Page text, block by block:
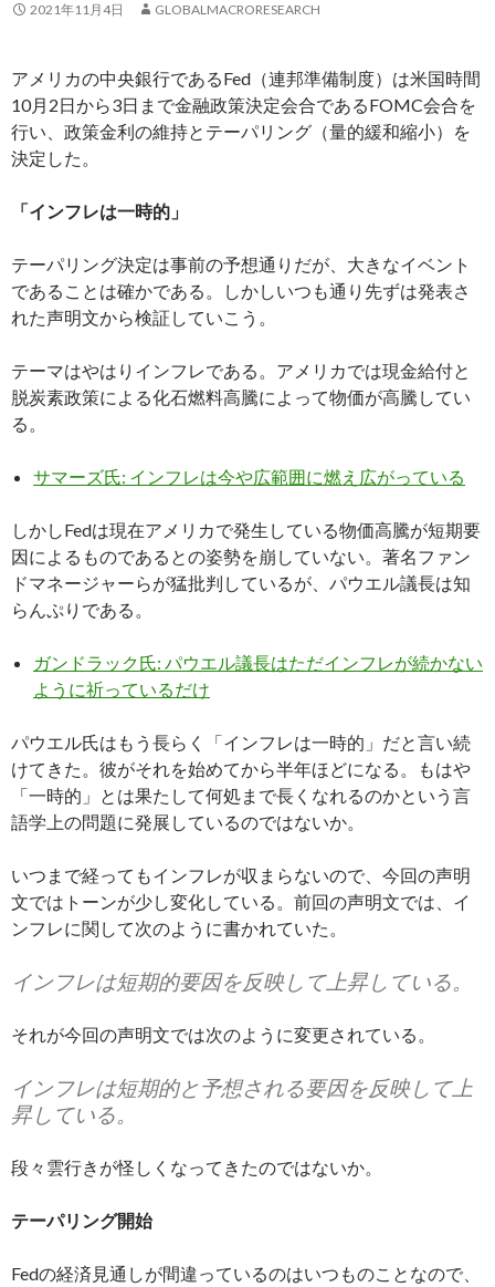
2021年11月4日 GLOBALMACRORESEARCH
アメリカの中央銀行であるFed（連邦準備制度）は米国時間
10月2日から3日まで金融政策決定会合であるFOMC会合を
行い、政策金利の維持とテーパリング（量的緩和縮小）を
決定した。
「インフレは一時的」
テーパリング決定は事前の予想通りだが、大きなイベント
であることは確かである。しかしいつも通り先ずは発表さ
れた声明文から検証していこう。
テーマはやはりインフレである。アメリカでは現金給付と
脱炭素政策による化石燃料高騰によって物価が高騰してい
る。
サマーズ氏: インフレは今や広範囲に燃え広がっている
しかしFedは現在アメリカで発生している物価高騰が短期要
因によるものであるとの姿勢を崩していない。著名ファン
ドマネージャーらが猛批判しているが、パウエル議長は知
らんぷりである。
ガンドラック氏: パウエル議長はただインフレが続かない
ように祈っているだけ
パウエル氏はもう長らく「インフレは一時的」だと言い続
けてきた。彼がそれを始めてから半年ほどになる。もはや
「一時的」とは果たして何処まで長くなれるのかという言
語学上の問題に発展しているのではないか。
いつまで経ってもインフレが収まらないので、今回の声明
文ではトーンが少し変化している。前回の声明文では、イ
ンフレに関して次のように書かれていた。
インフレは短期的要因を反映して上昇している。
それが今回の声明文では次のように変更されている。
インフレは短期的と予想される要因を反映して上
昇している。
段々雲行きが怪しくなってきたのではないか。
テーパリング開始
Fedの経済見通しが間違っているのはいつものことなので、